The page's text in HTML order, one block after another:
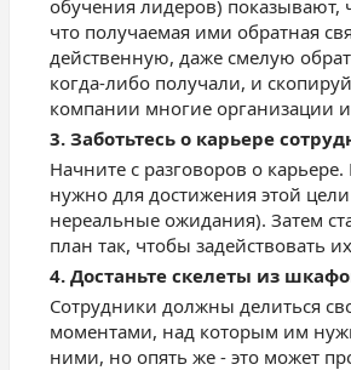
обучения лидеров) показывают,
что получаемая ими обратная
действенную, даже смелую
когда-либо получали, и
компании многие организации
3. Заботьтесь о карьере
Начните с разговоров о
нужно для достижения этой
нереальные ожидания). Затем
план так, чтобы задействовать
4. Достаньте скелеты из
Сотрудники должны делиться
моментами, над которым им
ними, но опять же - это может